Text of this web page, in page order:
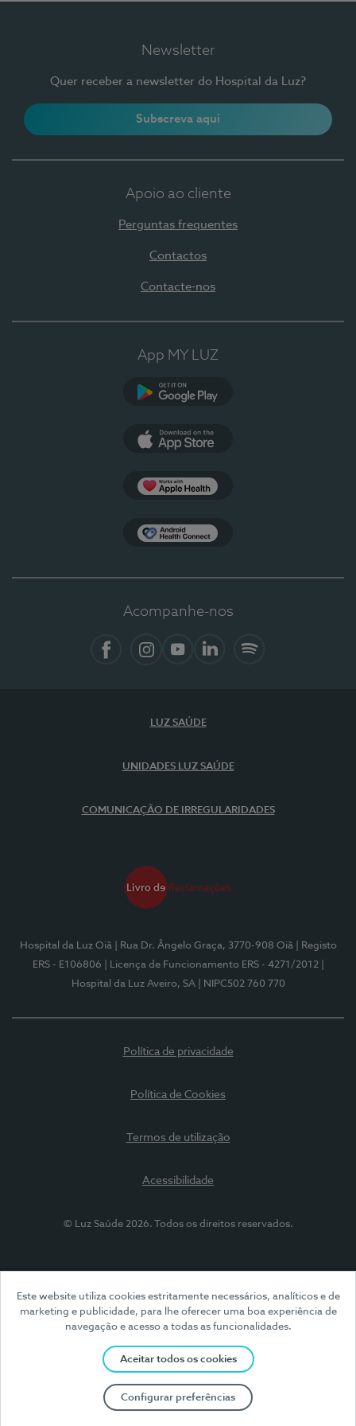
Este website utiliza cookies estritamente necessários, analíticos e de
marketing e publicidade, para lhe oferecer uma boa experiência de
navegação e acesso a todas as funcionalidades.
Aceitar todos os cookies
Configurar preferências
Newsletter
Quer receber a newsletter do Hospital da Luz?
Subscreva aqui
Apoio ao cliente
Perguntas frequentes
Contactos
Contacte-nos
App MY LUZ
Acompanhe-nos
LUZ SAÚDE
UNIDADES LUZ SAÚDE
COMUNICAÇÃO DE IRREGULARIDADES
Hospital da Luz Oiã | Rua Dr. Ângelo Graça, 3770-908 Oiã
| Registo
ERS - E106806
| Licença de Funcionamento ERS - 4271/2012
Hospital da Luz Aveiro, SA
| NIPC502 760 770
Política de privacidade
Política de Cookies
Termos de utilização
Acessibilidade
© Luz Saúde 2026. Todos os direitos reservados.